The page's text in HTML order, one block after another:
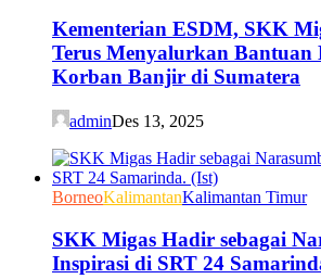
Kementerian ESDM, SKK
Terus Menyalurkan Bantuan
Korban Banjir di Sumatera
adminDes 13, 2025
BorneoKalimantanKalimantan Timur
SKK Migas Hadir sebagai
Inspirasi di SRT 24